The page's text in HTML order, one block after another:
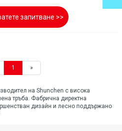
запитване >>
1 »
на Shunchen с висока
тръба. Фабрична директна
дизайн и лесно поддържано